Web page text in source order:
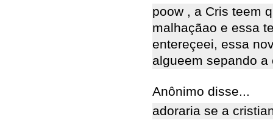
poow , a Cris teem
malhaçãao e essa
entereçeei, essa
algueem sepando
Anônimo disse...
adoraria se a